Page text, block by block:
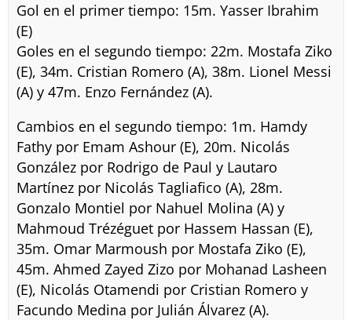
Gol en el primer tiempo: 15m. Yasser Ibrahim
(E)
Goles en el segundo tiempo: 22m. Mostafa Ziko
(E), 34m. Cristian Romero (A), 38m. Lionel Messi
(A) y 47m. Enzo Fernández (A).
Cambios en el segundo tiempo: 1m. Hamdy
Fathy por Emam Ashour (E), 20m. Nicolás
González por Rodrigo de Paul y Lautaro
Martínez por Nicolás Tagliafico (A), 28m.
Gonzalo Montiel por Nahuel Molina (A) y
Mahmoud Trézéguet por Hassem Hassan (E),
35m. Omar Marmoush por Mostafa Ziko (E),
45m. Ahmed Zayed Zizo por Mohanad Lasheen
(E), Nicolás Otamendi por Cristian Romero y
Facundo Medina por Julián Álvarez (A).